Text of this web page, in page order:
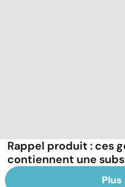
Rappel produit : ces
contiennent une